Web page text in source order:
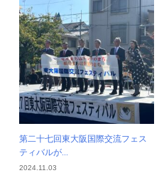
第二十七回東大阪国際交流フェス
ティバルが...
2024.11.03